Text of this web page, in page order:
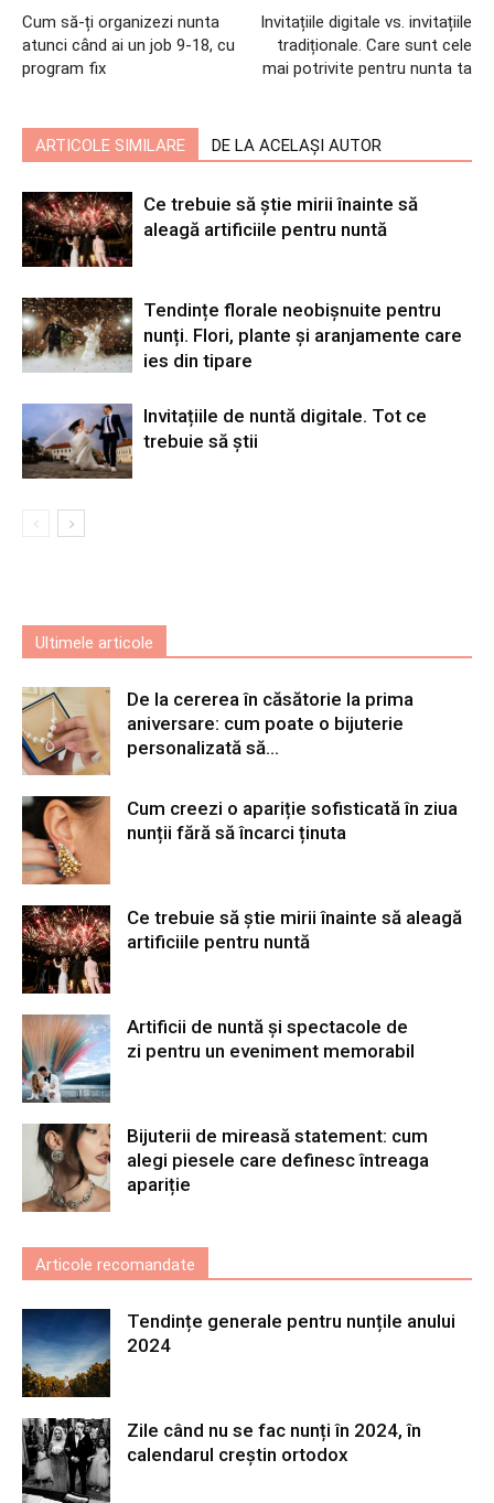
Cum să-ți organizezi nunta
atunci când ai un job 9-18, cu
program fix
Invitațiile digitale vs. invitațiile
tradiționale. Care sunt cele
mai potrivite pentru nunta ta
ARTICOLE SIMILARE DE LA ACELAȘI AUTOR
Ce trebuie să știe mirii înainte să
aleagă artificiile pentru nuntă
Tendințe florale neobișnuite pentru
nunți. Flori, plante și aranjamente care
ies din tipare
Invitațiile de nuntă digitale. Tot ce
trebuie să știi
Ultimele articole
De la cererea în căsătorie la prima
aniversare: cum poate o bijuterie
personalizată să...
Cum creezi o apariție sofisticată în ziua
nunții fără să încarci ținuta
Ce trebuie să știe mirii înainte să aleagă
artificiile pentru nuntă
Artificii de nuntă și spectacole de
zi pentru un eveniment memorabil
Bijuterii de mireasă statement: cum
alegi piesele care definesc întreaga
apariție
Articole recomandate
Tendințe generale pentru nunțile anului
2024
Zile când nu se fac nunți în 2024, în
calendarul creștin ortodox